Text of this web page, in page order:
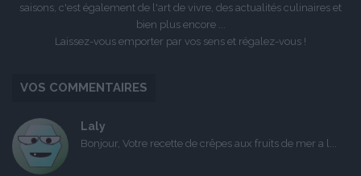
saisons, c'est également de l'art de vivre, des actualités culinaires et
bien plus encore ...
Laissez-vous emporter par vos sens et régalez-vous !
VOS COMMENTAIRES
Laly
Bonjour, Votre recette de crêpes aux fruits de mer a l...